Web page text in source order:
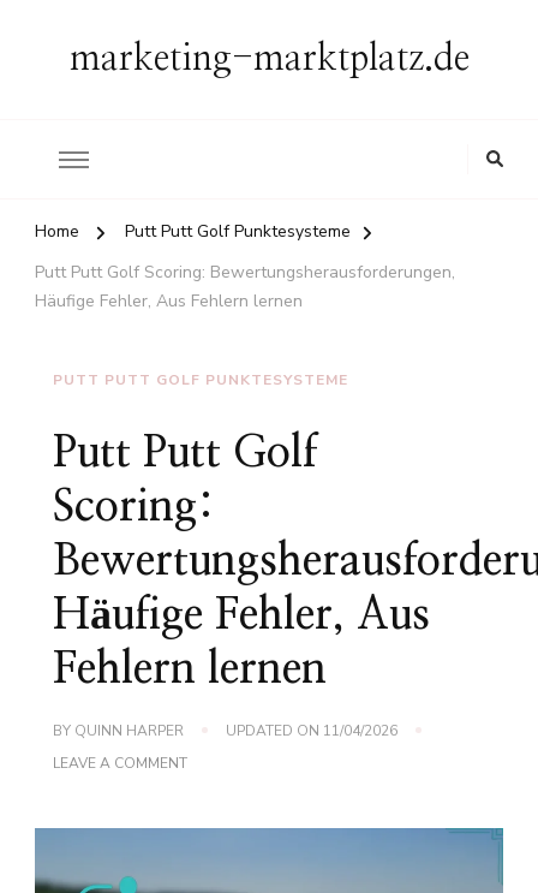
marketing-marktplatz.de
Home
Putt Putt Golf Punktesysteme
Putt Putt Golf Scoring: Bewertungsherausforderungen,
Häufige Fehler, Aus Fehlern lernen
PUTT PUTT GOLF PUNKTESYSTEME
Putt Putt Golf
Scoring:
Häufige Fehler, Aus
Fehlern lernen
BY QUINN HARPER UPDATED ON 11/04/2026
LEAVE A COMMENTON